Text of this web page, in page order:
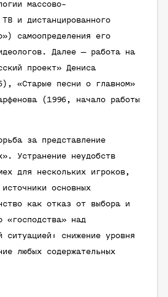
массово-
ТВ и дистанцированного
самоопределения его
Далее — работа на
проект» Дениса
«Старые песни о главном»
(1996, начало работы
за представление
Устранение неудобств
для нескольких игроков,
основных
как отказ от выбора и
«господства» над
ситуацией: снижение уровня
любых содержательных